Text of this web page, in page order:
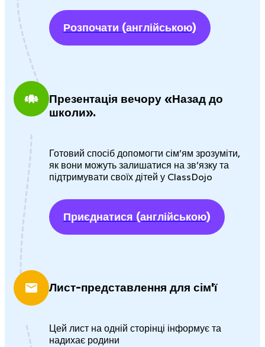
Розпочати (англійською)
Презентація вечору «Назад до
школи».
Готовий спосіб допомогти сім’ям зрозуміти,
як вони можуть залишатися на зв’язку та
підтримувати своїх дітей у ClassDojo
Приєднатися (англійською)
Лист-представлення для сім'ї
Цей лист на одній сторінці інформує та
надихає родини